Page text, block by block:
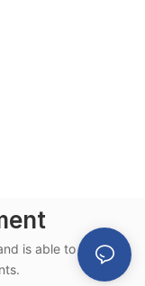
is able to cater to